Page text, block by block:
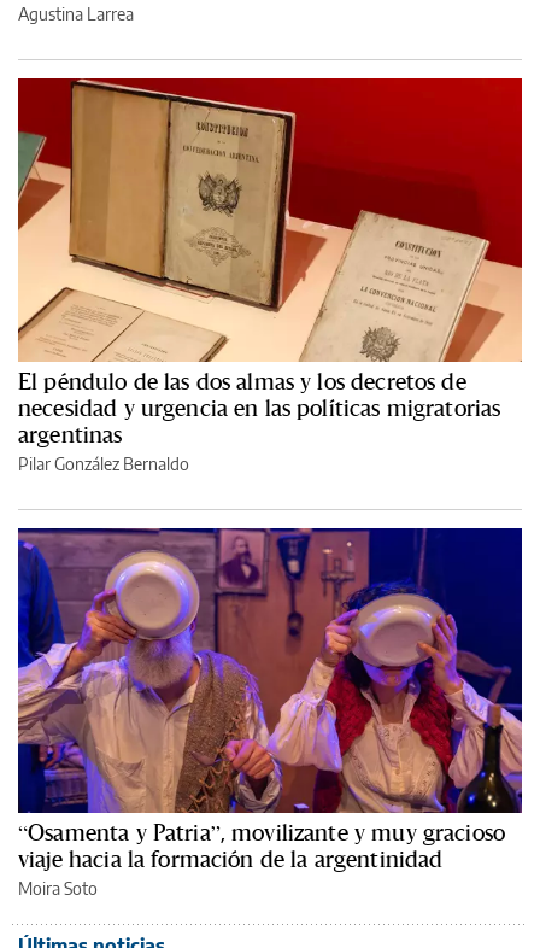
Agustina Larrea
El péndulo de las dos almas y los decretos de
necesidad y urgencia en las políticas migratorias
argentinas
Pilar González Bernaldo
“Osamenta y Patria”, movilizante y muy gracioso
viaje hacia la formación de la argentinidad
Moira Soto